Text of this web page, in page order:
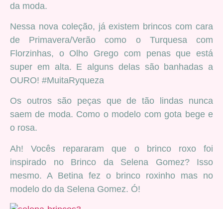
da moda.
Nessa nova coleção, já existem brincos com cara
de Primavera/Verão como o Turquesa com
Florzinhas, o Olho Grego com penas que está
super em alta. E alguns delas são banhadas a
OURO! #MuitaRyqueza
Os outros são peças que de tão lindas nunca
saem de moda. Como o modelo com gota bege e
o rosa.
Ah! Vocês repararam que o brinco roxo foi
inspirado no Brinco da Selena Gomez? Isso
mesmo. A Betina fez o brinco roxinho mas no
modelo do da Selena Gomez. Ó!